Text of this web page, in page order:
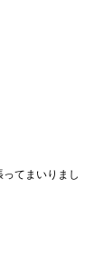
てまいりまし